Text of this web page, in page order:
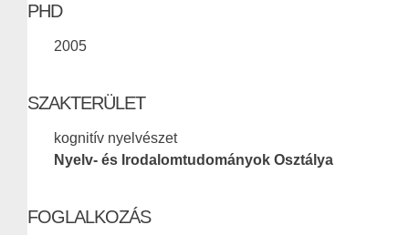
PHD
2005
SZAKTERÜLET
kognitív nyelvészet
Nyelv- és Irodalomtudományok Osztálya
FOGLALKOZÁS